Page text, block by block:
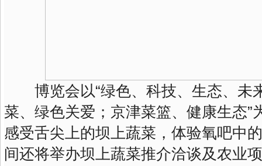
博览会以“绿色、科技、生态、未
菜、绿色关爱；京津菜篮、健康生态”
感受舌尖上的坝上蔬菜，体验氧吧中
间还将举办坝上蔬菜推介洽谈及农业